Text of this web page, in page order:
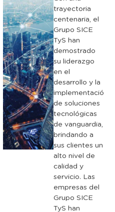
trayectoria
centenaria,
el
Grupo SICE
TyS han
demostrado
su liderazgo
en el
desarrollo y la
implementación
de soluciones
tecnológicas
de vanguardia,
brindando a
sus clientes un
alto nivel de
calidad y
servicio. Las
empresas del
Grupo SICE
TyS han